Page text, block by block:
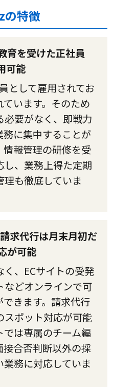
特徴
育を受けた正社員
可能
として雇用されてお
います。そのため
必要がなく、即戦力
務に集中することが
報管理の研修を受
し、業務上得た定期
も徹底していま
求代行は月末月初だ
が可能
、ECサイトの受発
などオンラインで可
きます。請求代行
スポット対応が可能
は専属のチーム編
合否判断以外の採
務に対応していま